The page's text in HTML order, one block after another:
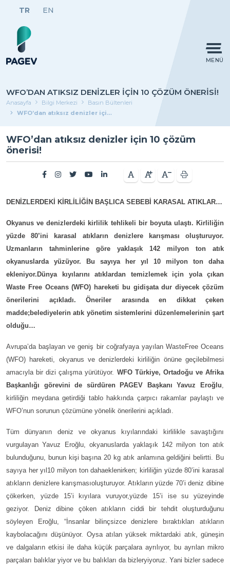
TR EN
MENÜ
WFO’DAN ATIKSIZ DENIZLER IÇIN 10 ÇÖZÜM ÖNERISI!
Anasayfa Bilgi Merkezi
Basın Bültenleri
WFO’dan atıksız denizler için 10 çözüm önerisi!
WFO’dan atıksız denizler için 10 çözüm
önerisi!
DENİZLERDEKİ KİRLİLİĞİN BAŞLICA SEBEBİ KARASAL ATIKLAR…
Okyanus ve denizlerdeki kirlilik tehlikeli bir boyuta ulaştı. Kirliliğin
yüzde 80’ini karasal atıkların denizlere karışması oluşturuyor.
Uzmanların tahminlerine göre yaklaşık 142 milyon ton atık
okyanuslarda yüzüyor. Bu sayıya her yıl 10 milyon ton daha
ekleniyor.Dünya kıyılarını atıklardan temizlemek için yola çıkan
Waste Free Oceans (WFO) hareketi bu gidişata dur diyecek çözüm
önerilerini açıkladı. Öneriler arasında en dikkat çeken
madde;belediyelerin atık yönetim sistemlerini düzenlemelerinin şart
olduğu…
Avrupa’da başlayan ve geniş bir coğrafyaya yayılan WasteFree Oceans
(WFO) hareketi, okyanus ve denizlerdeki kirliliğin önüne geçilebilmesi
amacıyla bir dizi çalışma yürütüyor. WFO Türkiye, Ortadoğu ve Afrika
Başkanlığı görevini de sürdüren PAGEV Başkanı Yavuz Eroğlu
kirliliğin meydana getirdiği tablo hakkında çarpıcı rakamlar paylaştı ve
WFO’nun sorunun çözümüne yönelik önerilerini açıkladı.
Tüm dünyanın deniz ve okyanus kıyılarındaki kirlilikle savaştığını
vurgulayan Yavuz Eroğlu, okyanuslarda yaklaşık 142 milyon ton atık
bulunduğunu, bunun kişi başına 20 kg atık anlamına geldiğini belirtti. Bu
sayıya her yıl10 milyon ton dahaeklenirken; kirliliğin yüzde 80’ini karasal
atıkların denizlere karışmasıoluşturuyor. Atıkların yüzde 70’i deniz dibine
çökerken, yüzde 15’i kıyılara vuruyor,yüzde 15’i ise su yüzeyinde
geziyor. Deniz dibine çöken atıkların ciddi bir tehdit oluşturduğunu
söyleyen Eroğlu, “İnsanlar bilinçsizce denizlere bıraktıkları atıkların
kaybolacağını düşünüyor. Oysa atılan yüksek miktardaki atık, güneşin
ve dalgaların etkisi ile daha küçük parçalara ayrılıyor, bu ayrılan mikro
parçaları balıklar yiyor ve bu balıkları da bizleryiyoruz. Yani bizler sadece